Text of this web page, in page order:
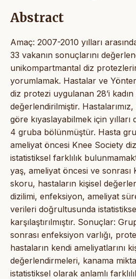
Abstract
Amaç: 2007-2010 yılları
33 vakanın sonuçlarını
unikompartmantal diz
yorumlamak. Hastalar ve
diz protezi uygulanan 28’i
değerlendirilmiştir.
göre kıyaslayabilmek için yılları
4 gruba bölünmüştür. Hasta
ameliyat öncesi Knee Society
istatistiksel farklılık
yaş, ameliyat öncesi ve sonrası
skoru, hastaların kişisel
dizilimi, enfeksiyon, ameliyat
verileri doğrultusunda
karşılaştırılmıştır. Sonuçlar:
sonrası enfeksiyon varlığı,
hastaların kendi ameliyatlarını
değerlendirmeleri, kanama
istatistiksel olarak anlamlı